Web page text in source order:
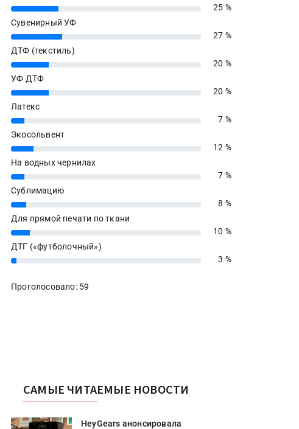
25%
25 %
Сувенирный УФ
27%
27 %
ДТФ (текстиль)
20%
20 %
УФ ДТФ
20%
20 %
Латекс
7%
7 %
Экосольвент
12%
12 %
На водных чернилах
7%
7 %
Сублимацию
8%
8 %
Для прямой печати по ткани
10%
10 %
ДТГ («футболочный»)
3% 3 %
Проголосовало: 59
САМЫЕ ЧИТАЕМЫЕ НОВОСТИ
HeyGears анонсировала